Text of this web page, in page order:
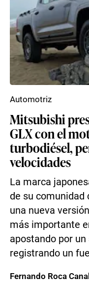
Mitsubishi
GLX con el
turbodiésel,
velocidades
La marca
de su comunidad
una nueva
más importante
apostando por
registrando un
Automotriz
Fernando Roca